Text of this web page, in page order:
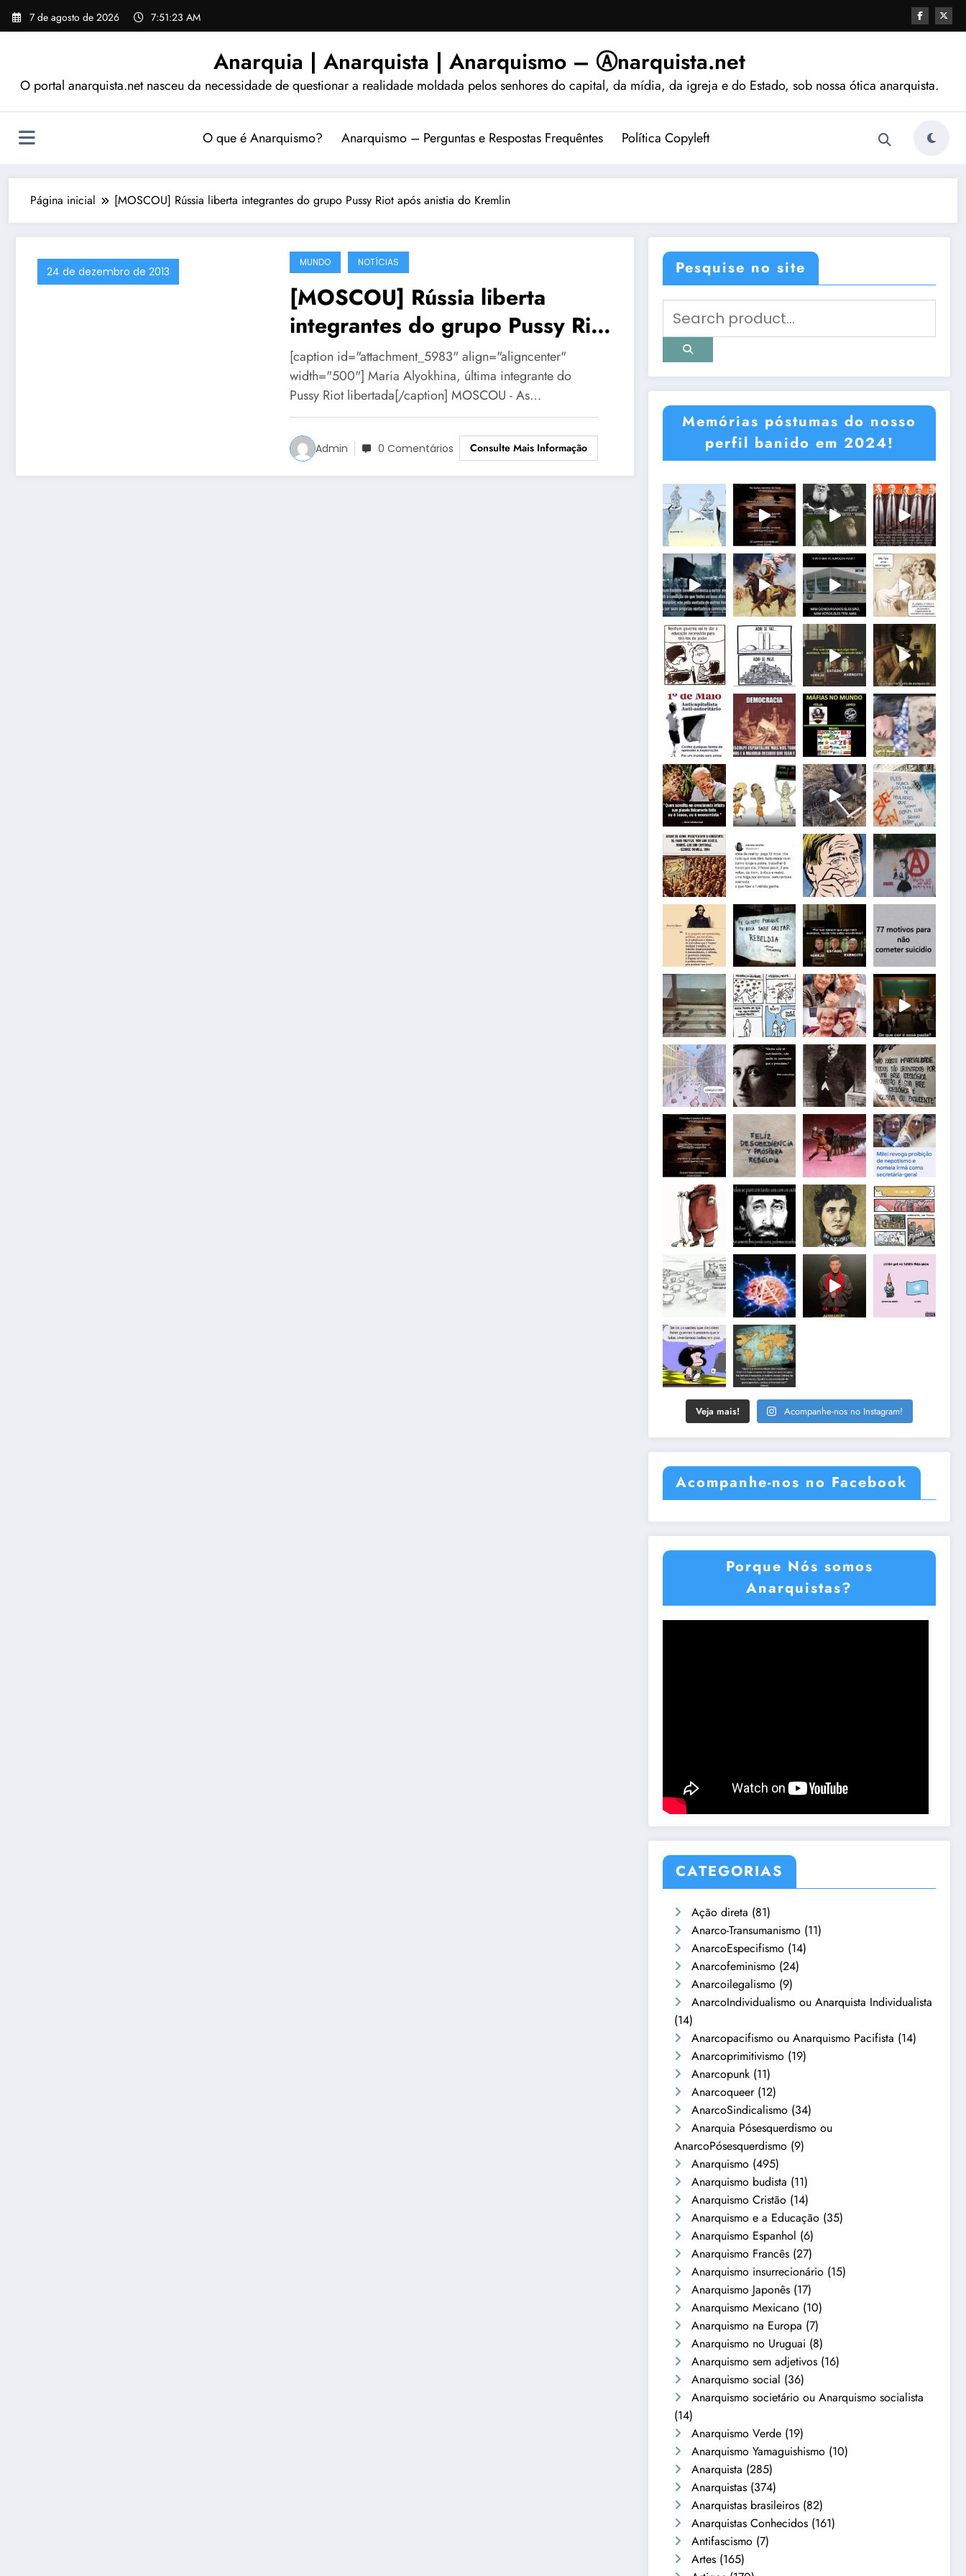
Pular
para
7 de agosto de 2026 7:51:24 AM
Anarquia | Anarquista | Anarquismo – Ⓐnarquista.net
O portal anarquista.net nasceu da necessidade de questionar a realidade moldada pelos senhores do capital, da mídia, da igreja e do Estado, sob nossa ótica anarquista.
O que é Anarquismo? Anarquismo – Perguntas e Respostas Frequêntes Política Copyleft
Página inicial [MOSCOU] Rússia liberta integrantes do grupo Pussy Riot após anistia do Kremlin
24 de dezembro de 2013
MUNDO NOTÍCIAS
[MOSCOU] Rússia liberta
integrantes do grupo Pussy Riot
após anistia do Kremlin
[caption id="attachment_5983" align="aligncenter"
width="500"] Maria Alyokhina, última integrante do
Pussy Riot libertada[/caption] MOSCOU - As…
Admin 0 Comentários Consulte Mais Informação
Pesquise no site
Memórias póstumas do nosso
perfil banido em 2024!
Veja mais! Acompanhe-nos no Instagram!
Acompanhe-nos no Facebook
Porque Nós somos
Anarquistas?
CATEGORIAS
Ação direta (81)
Anarco-Transumanismo (11)
AnarcoEspecifismo (14)
Anarcofeminismo (24)
Anarcoilegalismo (9)
AnarcoIndividualismo ou Anarquista Individualista
(14)
Anarcopacifismo ou Anarquismo Pacifista (14)
Anarcoprimitivismo (19)
Anarcopunk (11)
Anarcoqueer(12)
AnarcoSindicalismo (34)
Anarquia Pósesquerdismo ou
AnarcoPósesquerdismo (9)
Anarquismo (495)
Anarquismo budista (11)
Anarquismo Cristão (14)
Anarquismo e a Educação (35)
Anarquismo Espanhol (6)
Anarquismo Francês (27)
Anarquismo insurrecionário (15)
Anarquismo Japonês (17)
Anarquismo Mexicano (10)
Anarquismo na Europa (7)
Anarquismo no Uruguai (8)
Anarquismo sem adjetivos (16)
Anarquismo social (36)
Anarquismo societário ou Anarquismo socialista
(14)
Anarquismo Verde (19)
Anarquismo Yamaguishismo (10)
Anarquista (285)
Anarquistas (374)
Anarquistas brasileiros (82)
Anarquistas Conhecidos (161)
Antifascismo (7)
Artes (165)